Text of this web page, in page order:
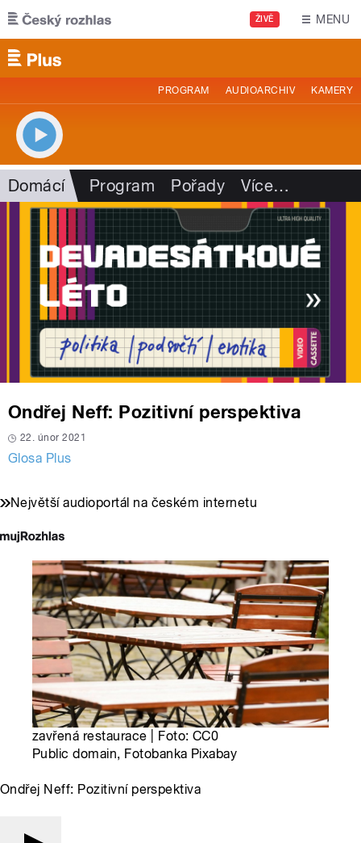
Přejít k hlavnímu obsahu
ŽIVĚ MENU
PROGRAM AUDIOARCHIV KAMERY
Domácí Program Pořady Více…
Ondřej Neff: Pozitivní perspektiva
22. únor 2021
Glosa Plus
Největší audioportál na českém internetu
zavřená restaurace | Foto: CC0
Public domain, Fotobanka Pixabay
Ondřej Neff: Pozitivní perspektiva